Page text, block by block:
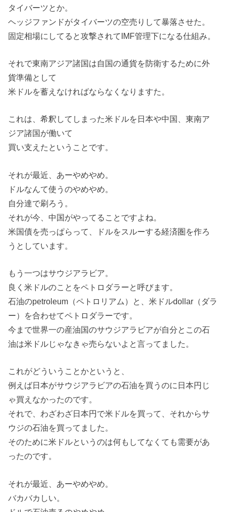
タイバーツとか。
ヘッジファンドがタイバーツの空売りして暴落させた。
固定相場にしてると攻撃されてIMF管理下になる仕組み。
それで東南アジア諸国は自国の通貨を防衛するために外
貨準備として
米ドルを蓄えなければならなくなりますた。
これは、希釈してしまった米ドルを日本や中国、東南ア
ジア諸国が働いて
買い支えたということです。
それが最近、あーやめやめ。
ドルなんて使うのやめやめ。
自分達で刷ろう。
それが今、中国がやってることですよね。
米国債を売っぱらって、ドルをスルーする経済圏を作ろ
うとしています。
もう一つはサウジアラビア。
良く米ドルのことをペトロダラーと呼びます。
石油のpetroleum（ペトロリアム）と、米ドルdollar（ダラ
ー）を合わせてペトロダラーです。
今まで世界一の産油国のサウジアラビアが自分とこの石
油は米ドルじゃなきゃ売らないよと言ってました。
これがどういうことかというと、
例えば日本がサウジアラビアの石油を買うのに日本円じ
ゃ買えなかったのです。
それで、わざわざ日本円で米ドルを買って、それからサ
ウジの石油を買ってました。
そのために米ドルというのは何もしてなくても需要があ
ったのです。
それが最近、あーやめやめ。
バカバカしい。